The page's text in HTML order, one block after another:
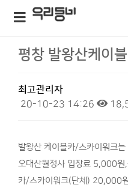
평창 발왕산케이
최고관리자
20-10-23 14:26
발왕산 케이블카/스카이워크
오대산월정사 입장료 5,000
카/스카이워크(단체) 20,000